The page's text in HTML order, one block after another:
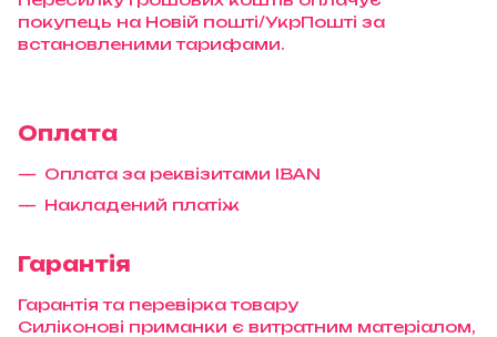
покупець на Новій пошті/УкрПошті за
встановленими тарифами.
Оплата
Оплата за реквізитами IBAN
Накладений платіж
Гарантія
Гарантія та перевірка товару
Силіконові приманки є витратним матеріалом,